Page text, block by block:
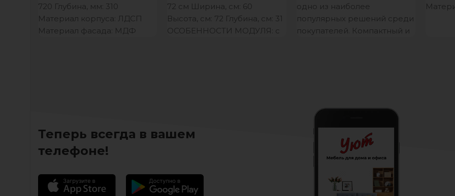
720 Глубина, мм: 310
Материал корпуса: ЛДСП
Материал фасада: МДФ
72 см Ширина, см: 60
Высота, см: 72 Глубина, см: 31
ОСОБЕННОСТИ МОДУЛЯ: с
одно из наиболее
популярных решений среди
покупателей. Компактный и
Теперь всегда в вашем
телефоне!